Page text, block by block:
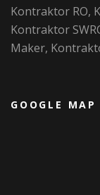
Kontraktor RO,
Kontraktor
Maker,
GOOGLE